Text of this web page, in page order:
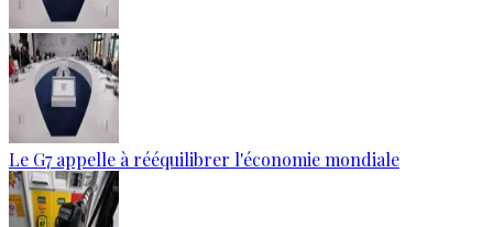
Le G7 appelle à rééquilibrer l'économie mondiale